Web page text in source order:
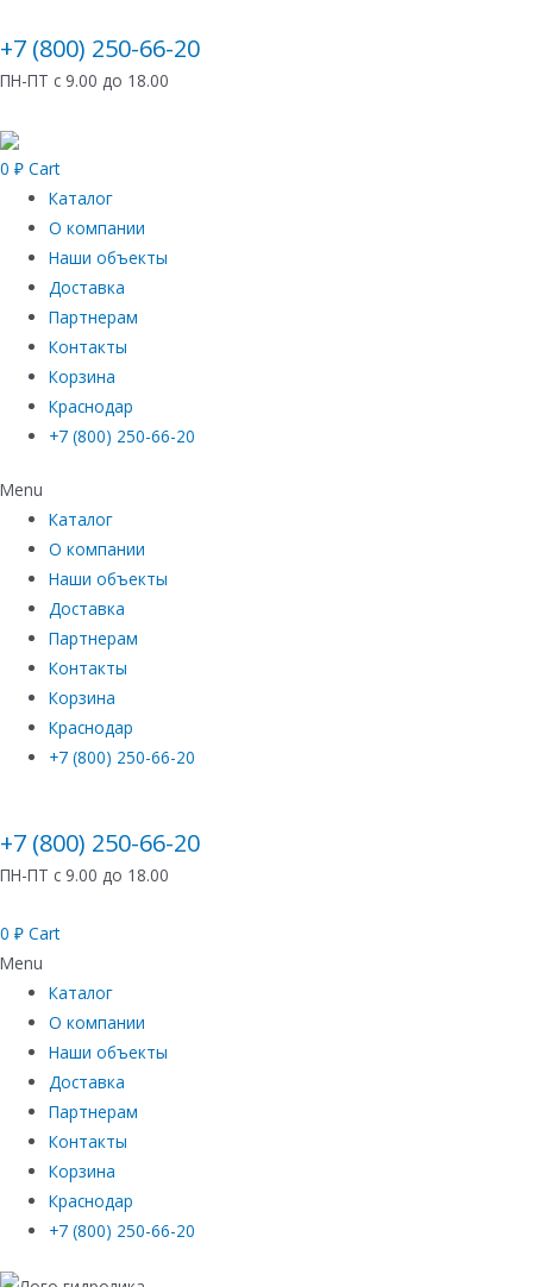
+7 (800) 250-66-20
ПН-ПТ с 9.00 до 18.00
0 ₽ Cart
Каталог
О компании
Наши объекты
Доставка
Партнерам
Контакты
Корзина
Краснодар
+7 (800) 250-66-20
Menu
Каталог
О компании
Наши объекты
Доставка
Партнерам
Контакты
Корзина
Краснодар
+7 (800) 250-66-20
+7 (800) 250-66-20
ПН-ПТ с 9.00 до 18.00
0 ₽ Cart
Menu
Каталог
О компании
Наши объекты
Доставка
Партнерам
Контакты
Корзина
Краснодар
+7 (800) 250-66-20